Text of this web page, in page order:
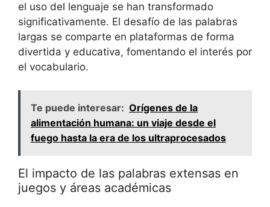
el uso del lenguaje se han transformado
significativamente. El desafío de las palabras
largas se comparte en plataformas de forma
divertida y educativa, fomentando el interés por
el vocabulario.
Te puede interesar: Orígenes de la
alimentación humana: un viaje desde el
fuego hasta la era de los ultraprocesados
El impacto de las palabras extensas en
juegos y áreas académicas